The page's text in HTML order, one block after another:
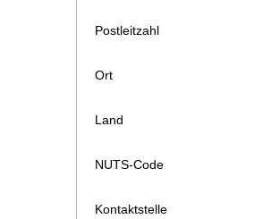
Postleitzahl
Ort
Land
NUTS-Code
Kontaktstelle